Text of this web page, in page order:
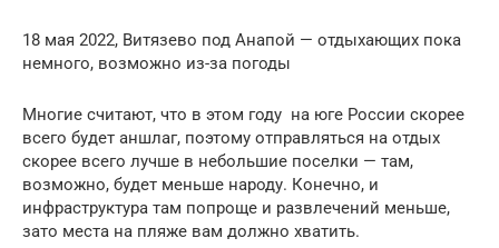
18 мая 2022, Витязево под Анапой — отдыхающих пока
немного, возможно из-за погоды
Многие считают, что в этом году на юге России скорее
всего будет аншлаг, поэтому отправляться на отдых
скорее всего лучше в небольшие поселки — там,
возможно, будет меньше народу. Конечно, и
инфраструктура там попроще и развлечений меньше,
зато места на пляже вам должно хватить.